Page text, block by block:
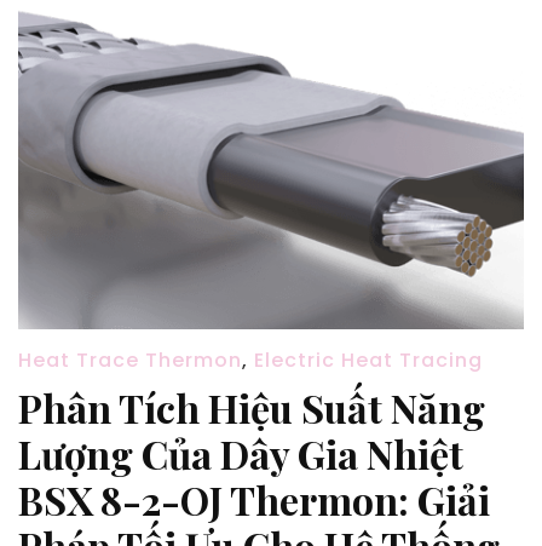
Heat Trace Thermon, Electric Heat Tracing
Phân Tích Hiệu Suất Năng
Lượng Của Dây Gia Nhiệt
BSX 8-2-OJ Thermon: Giải